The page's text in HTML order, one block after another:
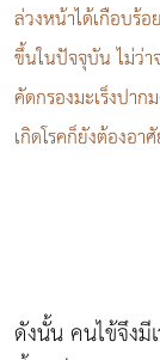
ล่วงหน้าได้เกือบร้
ขึ้นในปัจจุบัน ไม่ว่า
คัดกรองมะเร็งปาก
เกิดโรคก็ยังต้องอา
ดังนั้น คนไข้จึง